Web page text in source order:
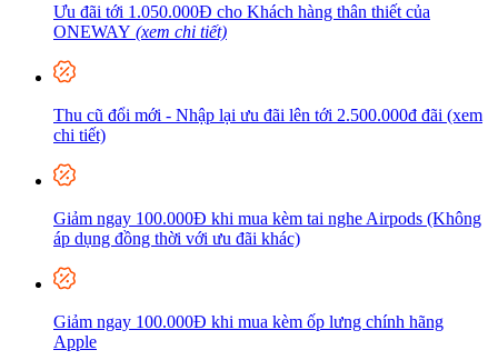
Ưu đãi tới 1.050.000Đ cho Khách hàng thân thiết của
ONEWAY (xem chi tiết)
Thu cũ đổi mới - Nhập lại ưu đãi lên tới 2.500.000đ đãi (xem
chi tiết)
Giảm ngay 100.000Đ khi mua kèm tai nghe Airpods (Không
áp dụng đồng thời với ưu đãi khác)
Giảm ngay 100.000Đ khi mua kèm ốp lưng chính hãng
Apple